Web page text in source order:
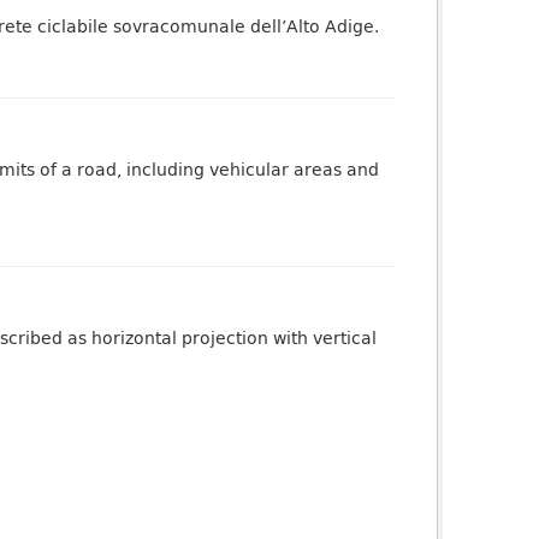
ciclabile sovracomunale dell’Alto Adige.
of a road, including vehicular areas and
as horizontal projection with vertical